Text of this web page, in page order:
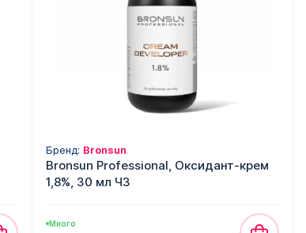
Бренд: Bronsun
Bronsun Professional, Оксидант-крем
1,8%, 30 мл ЧЗ
Много